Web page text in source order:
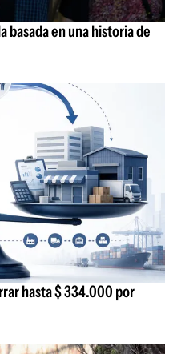
basada en una historia de
hasta $ 334.000 por